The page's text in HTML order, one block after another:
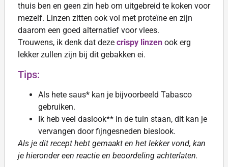
thuis ben en geen zin heb om uitgebreid te koken voor
mezelf. Linzen zitten ook vol met proteïne en zijn
daarom een goed alternatief voor vlees.
Trouwens, ik denk dat deze crispy linzen ook erg
lekker zullen zijn bij dit gebakken ei.
Tips:
Als hete saus* kan je bijvoorbeeld Tabasco
gebruiken.
Ik heb veel daslook** in de tuin staan, dit kan je
vervangen door fijngesneden bieslook.
Als je dit recept hebt gemaakt en het lekker vond, kan
je hieronder een reactie en beoordeling achterlaten.